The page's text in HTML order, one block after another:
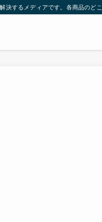
するメディアです。各商品のど